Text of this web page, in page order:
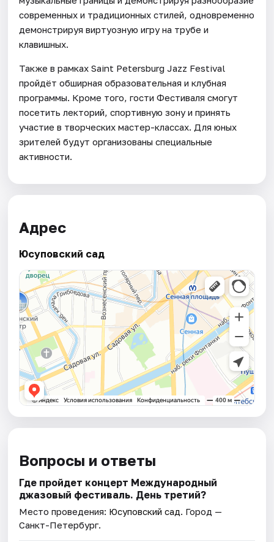
современных и традиционных стилей, одновременно
демонстрируя виртуозную игру на трубе и
клавишных.
Также в рамках Saint Petersburg Jazz Festival
пройдёт обширная образовательная и клубная
программы. Кроме того, гости Фестиваля смогут
посетить лекторий, спортивную зону и принять
участие в творческих мастер-классах. Для юных
зрителей будут организованы специальные
активности.
Адрес
Юсуповский сад
Вопросы и ответы
Где пройдет концерт Международный
джазовый фестиваль. День третий?
Место проведения: Юсуповский сад. Город —
Санкт-Петербург.